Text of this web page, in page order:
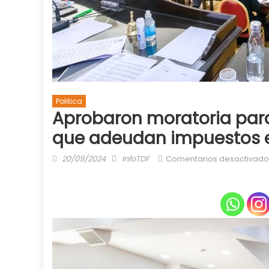
Politica
Aprobaron moratoria
que adeudan impuestos
Posted
20/09/2024 Author
InfoTDF Comentarios